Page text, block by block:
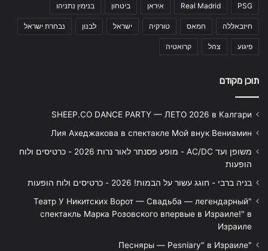
PSG
Real Madrid איראן ביטחון בנימין נתניהו
חיזבאללה חמאס טורקיה ישראל לבנון נבחרת ישראל
פיגוע צהל קרואטיה
תוכן מקודם
SHEEP.CO DANCE PARTY — ЛЕТО 2026 в Калгари
Лия Ахеджакова в спектакле Мой внук Вениамин
משופן ועד AC/DC - מופע פסנתר לאור נרות 2026 - כרטיסים ולוח
הופעות
בניה ברבי - חוגג עשור על הבמות! 2026 - כרטיסים ולוח הופעות
"Театр У Никитских Ворот — Свадьба — легендарный
спектакль Марка Розовского впервые в Израиле!" в
Израиле
"Песняры — Pesniary" в Израиле